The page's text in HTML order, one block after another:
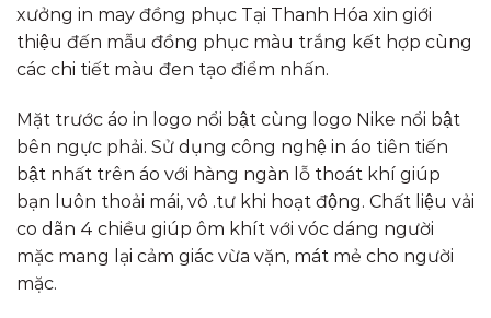
xưởng in may đồng phục Tại Thanh Hóa xin giới
thiệu đến mẫu đồng phục màu trắng kết hợp cùng
các chi tiết màu đen tạo điểm nhấn.
Mặt trước áo in logo nổi bật cùng logo Nike nổi bật
bên ngực phải. Sử dụng công nghệ in áo tiên tiến
bật nhất trên áo với hàng ngàn lỗ thoát khí giúp
bạn luôn thoải mái, vô .tư khi hoạt động. Chất liệu vải
co dãn 4 chiều giúp ôm khít với vóc dáng người
mặc mang lại cảm giác vừa vặn, mát mẻ cho người
mặc.